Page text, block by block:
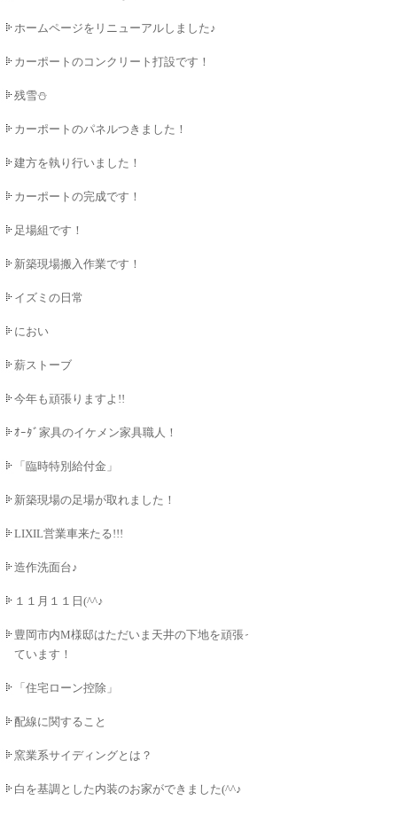
ホームページをリニューアルしました♪
カーポートのコンクリート打設です！
残雪⛄
カーポートのパネルつきました！
建方を執り行いました！
カーポートの完成です！
足場組です！
新築現場搬入作業です！
イズミの日常
におい
薪ストーブ
今年も頑張りますよ!!
ｵｰﾀﾞ家具のイケメン家具職人！
「臨時特別給付金」
新築現場の足場が取れました！
LIXIL営業車来たる!!!
造作洗面台♪
１１月１１日(^^♪
豊岡市内M様邸はただいま天井の下地を頑張っ
ています！
「住宅ローン控除」
配線に関すること
窯業系サイディングとは？
白を基調とした内装のお家ができました(^^♪